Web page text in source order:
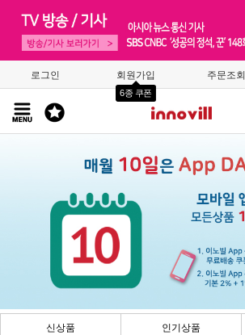
로그인 회원가입
6종 쿠폰
주문조회
신상품 인기상품